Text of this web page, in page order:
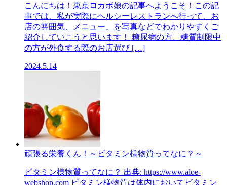
こんにちは！東京ロカボ娘の記事へようこそ！この記
事では、私が実際にヘルシーレストランへ行って、お
店の雰囲気、メニュー、を写真などでわかりやすくご
紹介していこうと思います！ 糖尿病の方、糖質制限中
の方が外食する際のお店選び […]
2024.5.14
頑張る栄養くん！～ビタミン様物質ってなに？～
ビタミン様物質ってなに？ 出典: https://www.aloe-
webshop.com ビタミン様物質は体内においてビタミン